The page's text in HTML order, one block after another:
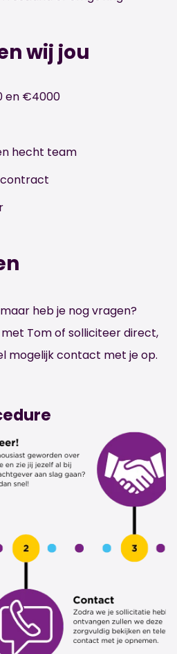
wij jou
en €4000
hecht team
heb je nog vragen?
Tom of solliciteer direct,
mogelijk contact met je op.